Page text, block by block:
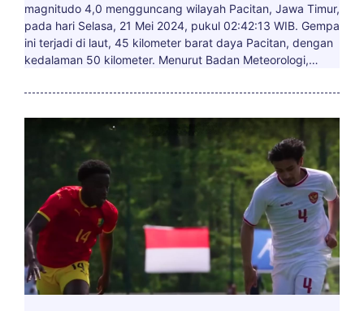
magnitudo 4,0 mengguncang wilayah Pacitan, Jawa Timur,
pada hari Selasa, 21 Mei 2024, pukul 02:42:13 WIB. Gempa
ini terjadi di laut, 45 kilometer barat daya Pacitan, dengan
kedalaman 50 kilometer. Menurut Badan Meteorologi,…